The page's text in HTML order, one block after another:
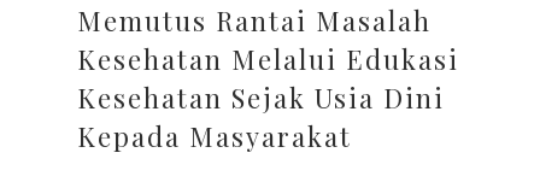
Memutus Rantai Masalah
Kesehatan Melalui Edukasi
Kesehatan Sejak Usia Dini
Kepada Masyarakat